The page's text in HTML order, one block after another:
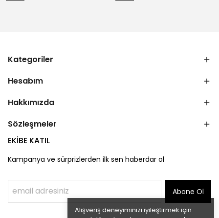
Alışveriş deneyiminizi iyileştirmek için
Kategoriler
Hesabım
Hakkımızda
Sözleşmeler
EKİBE KATIL
Kampanya ve sürprizlerden ilk sen haberdar ol
Abone Ol